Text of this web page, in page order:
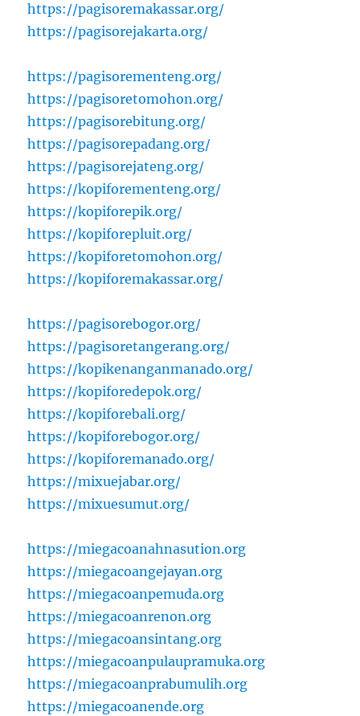
https://pagisoremakassar.org/
https://pagisorejakarta.org/
https://pagisorementeng.org/
https://pagisoretomohon.org/
https://pagisorebitung.org/
https://pagisorepadang.org/
https://pagisorejateng.org/
https://kopiforementeng.org/
https://kopiforepik.org/
https://kopiforepluit.org/
https://kopiforetomohon.org/
https://kopiforemakassar.org/
https://pagisorebogor.org/
https://pagisoretangerang.org/
https://kopikenanganmanado.org/
https://kopiforedepok.org/
https://kopiforebali.org/
https://kopiforebogor.org/
https://kopiforemanado.org/
https://mixuejabar.org/
https://mixuesumut.org/
https://miegacoanahnasution.org
https://miegacoangejayan.org
https://miegacoanpemuda.org
https://miegacoanrenon.org
https://miegacoansintang.org
https://miegacoanpulaupramuka.org
https://miegacoanprabumulih.org
https://miegacoanende.org